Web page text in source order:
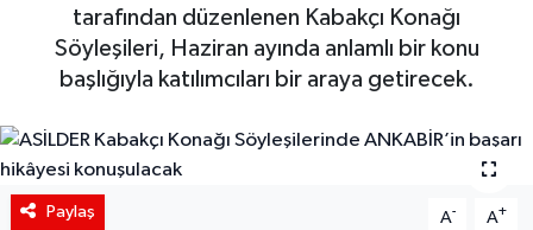
tarafından düzenlenen Kabakçı Konağı
Söyleşileri, Haziran ayında anlamlı bir konu
başlığıyla katılımcıları bir araya getirecek.
Paylaş A- A+
Resmi İlanlar
Sağlık
Siyaset
Spor